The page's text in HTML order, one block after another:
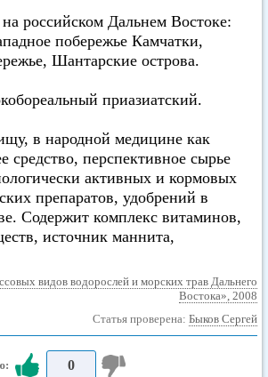
российском Дальнем Востоке:
побережье Камчатки,
Шантарские острова.
приазиатский.
в народной медицине как
средство, перспективное сырье
активных и кормовых
препаратов, удобрений в
Содержит комплекс витаминов,
источник маннита,
видов водорослей и морских трав Дальнего
Востока», 2008
Статья проверена: Быков Сергей
0